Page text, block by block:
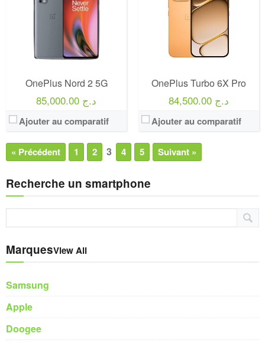
OnePlus Nord 2 5G
85,000.00 د.ج
Ajouter au comparatif
OnePlus Turbo 6X Pro
84,500.00 د.ج
Ajouter au comparatif
« Précédent 1 2 3 4 5 Suivant »
Recherche un smartphone
MarquesView All
Samsung
Apple
Doogee